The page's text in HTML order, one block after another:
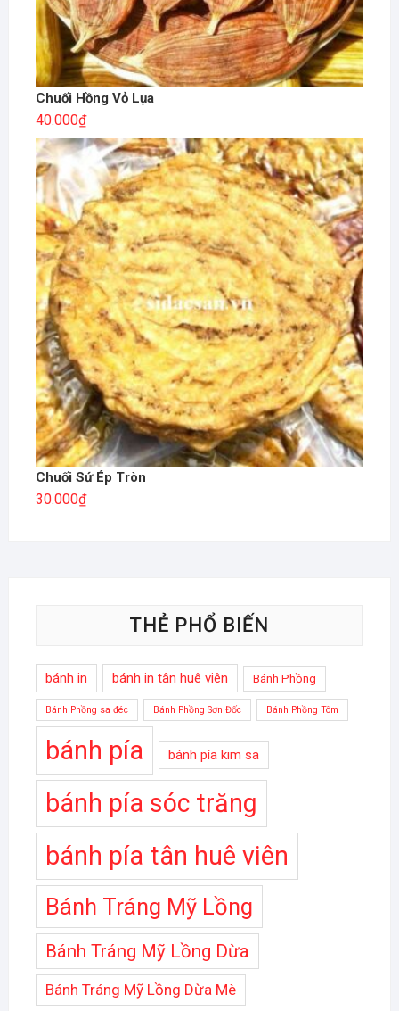
Chuối Hồng Vỏ Lụa
40.000₫
Chuối Sứ Ép Tròn
30.000₫
THẺ PHỔ BIẾN
bánh in bánh in tân huê viên Bánh Phồng
Bánh Phồng sa đéc Bánh Phồng Sơn Đốc Bánh Phồng Tôm
bánh pía bánh pía kim sa
bánh pía sóc trăng
bánh pía tân huê viên
Bánh Tráng Mỹ Lồng
Bánh Tráng Mỹ Lồng Dừa
Bánh Tráng Mỹ Lồng Dừa Mè